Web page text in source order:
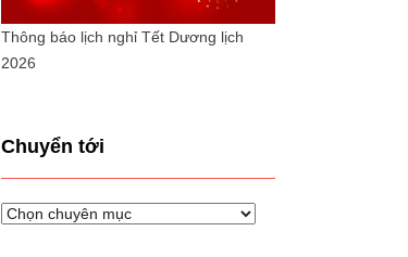
Thông báo lịch nghỉ Tết Dương lịch
2026
Chuyển tới
Chuyển